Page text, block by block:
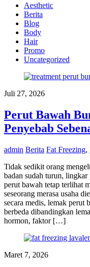
Aesthetic
Berita
Blog
Body
Hair
Promo
Uncategorized
Juli 27, 2026
Perut Bawah
Penyebab
admin Berita Fat Freezing,
Tidak sedikit orang
badan sudah turun,
perut bawah tetap terlihat
seseorang merasa usaha
secara medis, lemak
berbeda dibandingkan
hormon, faktor […]
Maret 7, 2026